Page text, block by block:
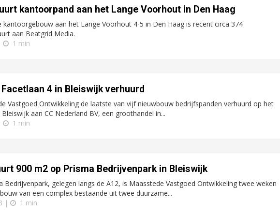
kantoorpand aan het Lange Voorhout in Den Haag
aan het Lange Voorhout 4-5 in Den Haag is recent circa 374
aan Beatgrid Media.
1 min
4 in Bleiswijk verhuurd
Vastgoed Ontwikkeling de laatste van vijf nieuwbouw bedrijfspanden verhuurd op het
aan CC Nederland BV, een groothandel in...
1 min
900 m2 op Prisma Bedrijvenpark in Bleiswijk
Bedrijvenpark, gelegen langs de A12, is Maasstede Vastgoed Ontwikkeling twee weken
van een complex bestaande uit twee duurzame...
|
1 min